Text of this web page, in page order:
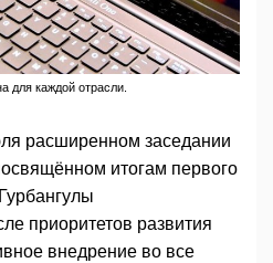
для каждой отрасли.
расширенном заседании
итогам первого
приоритетов развития
внедрение во все